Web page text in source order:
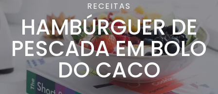
RECEITAS
HAMBÚRGUER DE
PESCADA EM BOLO
DO CACO